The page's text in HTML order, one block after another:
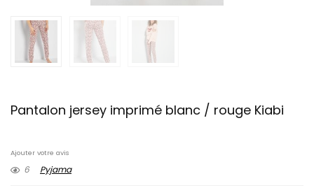
Pantalon jersey imprimé blanc / rouge Kiabi
Ajouter votre avis
6 Pyjama